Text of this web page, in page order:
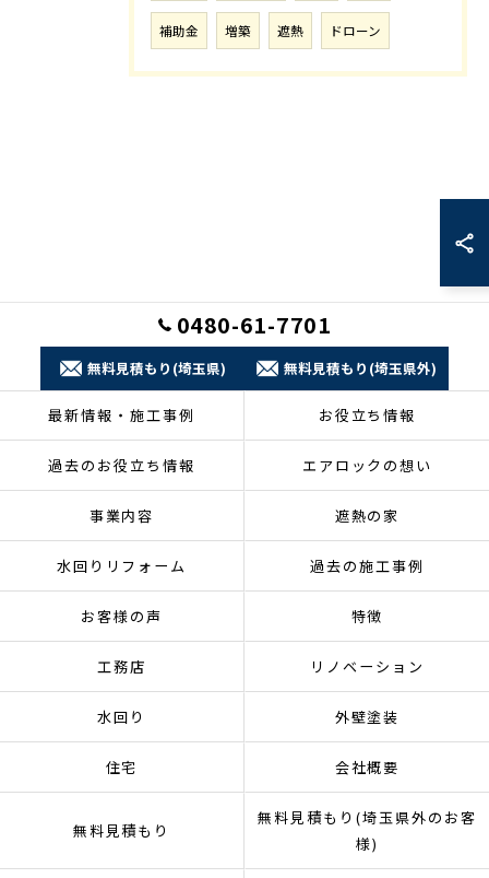
補助金 増築 遮熱 ドローン
0480-61-7701
無料見積もり(埼玉県) 無料見積もり(埼玉県外)
最新情報・施工事例 お役立ち情報
過去のお役立ち情報 エアロックの想い
事業内容 遮熱の家
水回りリフォーム 過去の施工事例
お客様の声 特徴
工務店 リノベーション
水回り 外壁塗装
住宅 会社概要
無料見積もり
無料見積もり(埼玉県外のお客
様)